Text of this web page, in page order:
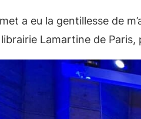
a eu la gentillesse de
Lamartine de